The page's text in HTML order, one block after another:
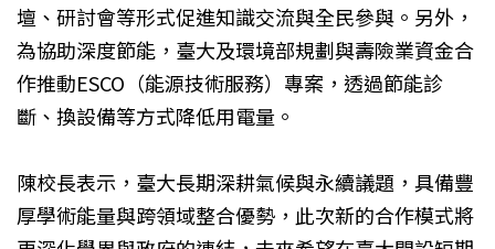
壇、研討會等形式促進知識交流與全民參與。另外，
為協助深度節能，臺大及環境部規劃與壽險業資金合
作推動ESCO（能源技術服務）專案，透過節能診
斷、換設備等方式降低用電量。
陳校長表示，臺大長期深耕氣候與永續議題，具備豐
厚學術能量與跨領域整合優勢，此次新的合作模式將